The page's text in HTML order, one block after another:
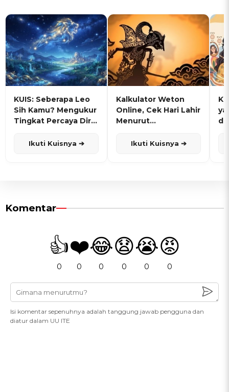
KUIS: Seberapa Leo
Sih Kamu? Mengukur
Tingkat Percaya Diri
Ikuti Kuisnya ➔
Kalkulator Weton
Online, Cek Hari Lahir
Menurut
Ikuti Kuisnya ➔
Komentar
👍
0
❤️
0
😂
0
😧
0
😭
0
😡
0
Isi komentar sepenuhnya adalah tanggung jawab pengguna dan
diatur dalam UU ITE